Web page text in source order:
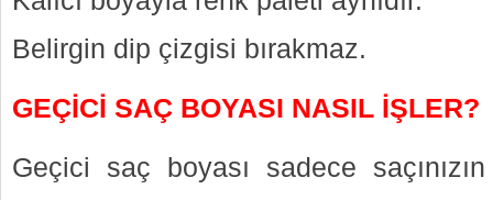
Belirgin dip çizgisi bırakmaz.
GEÇİCİ SAÇ BOYASI NASIL İŞLER?
Geçici saç boyası sadece